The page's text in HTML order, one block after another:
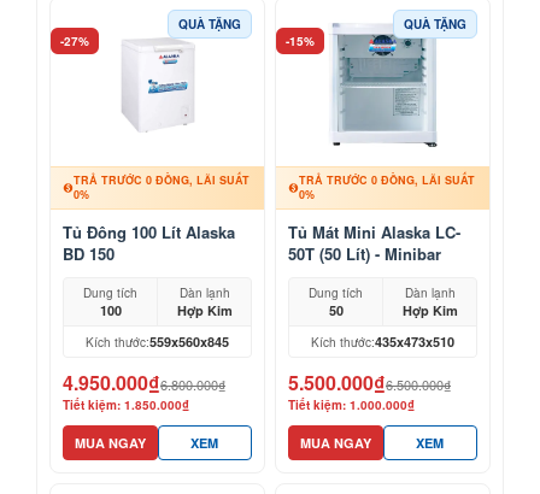
-27%
QUÀ TẶNG
TRẢ TRƯỚC 0 ĐỒNG, LÃI SUẤT
0%
Tủ Đông 100 Lít Alaska
BD 150
Dung tích
100
Dàn lạnh
Hợp Kim
Kích thước:559x560x845
4.950.000₫6.800.000₫
Tiết kiệm: 1.850.000₫
MUA NGAY XEM
-15%
QUÀ TẶNG
TRẢ TRƯỚC 0 ĐỒNG, LÃI SUẤT
0%
Tủ Mát Mini Alaska LC-
50T (50 Lít) - Minibar
Dung tích
50
Dàn lạnh
Hợp Kim
Kích thước:435x473x510
5.500.000₫6.500.000₫
Tiết kiệm: 1.000.000₫
MUA NGAY XEM